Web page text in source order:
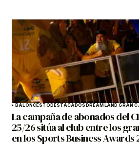
BALONCESTO DESTACADOS DREAMLAND GRAN
La campaña de abonados del
25/26 sitúa al club entre los
en los Sports Business Awards